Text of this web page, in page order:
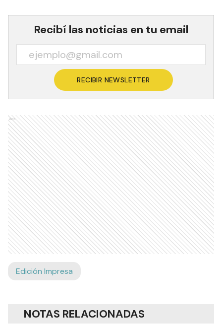
Recibí las noticias en tu email
RECIBIR NEWSLETTER
Ads
Edición Impresa
NOTAS RELACIONADAS